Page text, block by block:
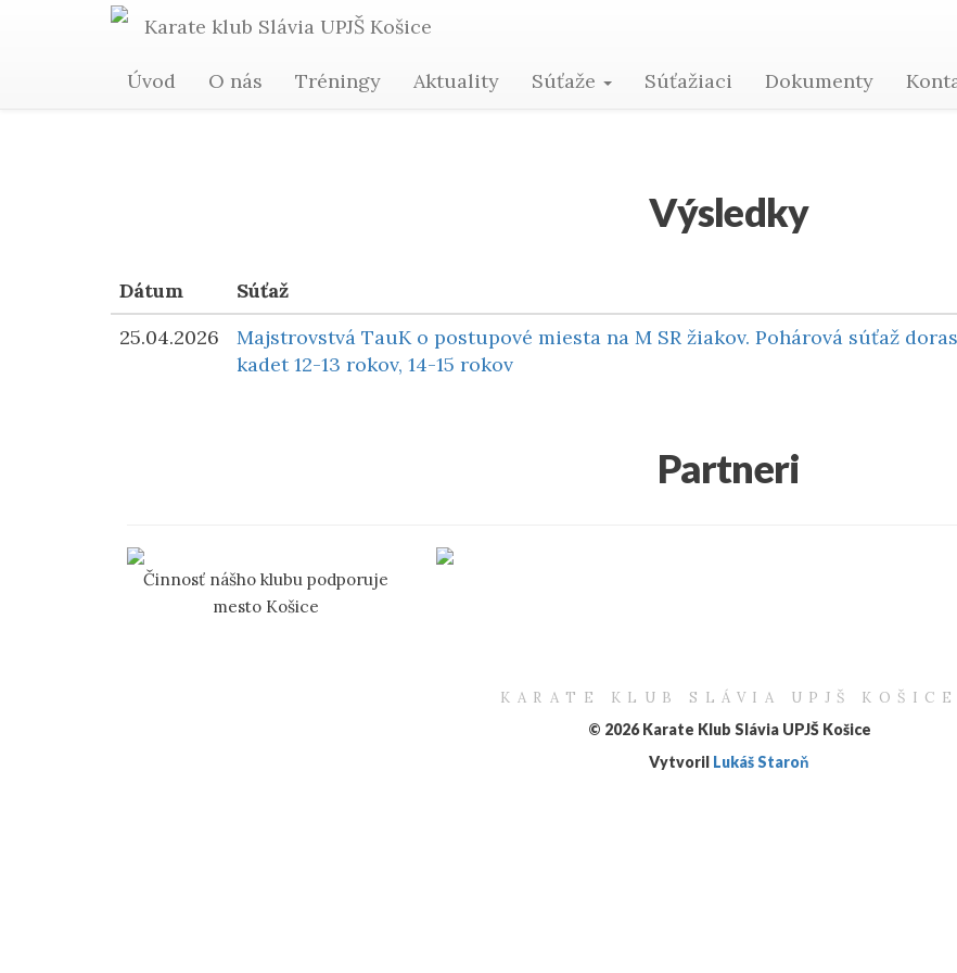
Karate klub Slávia UPJŠ Košice
Úvod O nás Tréningy Aktuality Súťaže Súťažiaci Dokumenty
Marianna Kristanová
Výsledky
Dátum Súťaž
25.04.2026
Majstrovstvá TauK o postupové miesta na M SR žiakov. Pohárová súťaž
kadet 12-13 rokov, 14-15 rokov
Partneri
Činnosť nášho klubu podporuje
mesto Košice
KARATE KLUB SLÁVIA UPJŠ KOŠICE
© 2026 Karate Klub Slávia UPJŠ Košice
Vytvoril Lukáš Staroň